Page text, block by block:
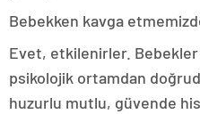
Bebekken kavga
Evet, etkilenirler.
psikolojik ortamdan
huzurlu mutlu, güvende